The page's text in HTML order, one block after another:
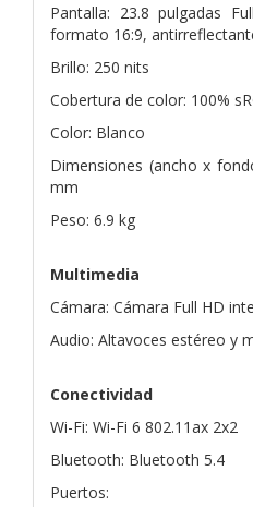
Pantalla: 23.8 pulgadas
formato 16:9,
Brillo: 250 nits
Cobertura de color: 100%
Color: Blanco
Dimensiones (ancho x
mm
Peso: 6.9 kg
Multimedia
Cámara: Cámara Full HD
Audio: Altavoces estéreo y
Conectividad
Wi-Fi: Wi-Fi 6 802.11ax 2x2
Bluetooth: Bluetooth 5.4
Puertos: